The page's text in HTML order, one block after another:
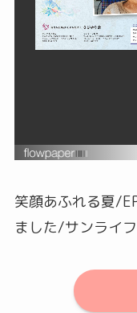
笑顔あふれる夏/
ました/サンライ